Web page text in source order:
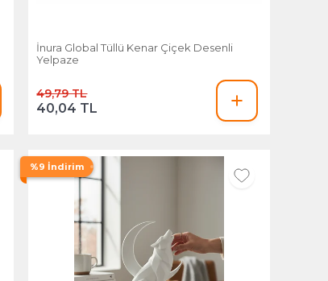
İnura Global Tüllü Kenar Çiçek Desenli
Yelpaze
49,79 TL
40,04 TL
%9 İndirim